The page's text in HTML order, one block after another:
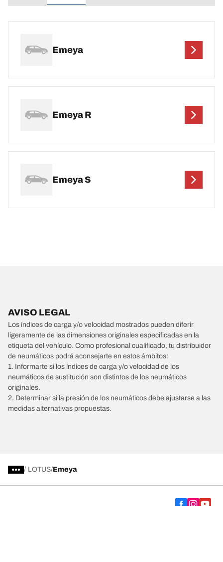
Emeya
Emeya R
Emeya S
AVISO LEGAL
Los índices de carga y/o velocidad mostrados pueden diferir
ligeramente de las dimensiones originales especificadas en la
etiqueta del vehículo. Como profesional cualificado, tu distribuidor
de neumáticos podrá aconsejarte en estos ámbitos:
1. Informarte si los índices de carga y/o velocidad de los
neumáticos de sustitución son distintos de los neumáticos
originales.
2. Determinar si la presión de los neumáticos debe ajustarse a las
medidas alternativas propuestas.
/ LOTUS Emeya